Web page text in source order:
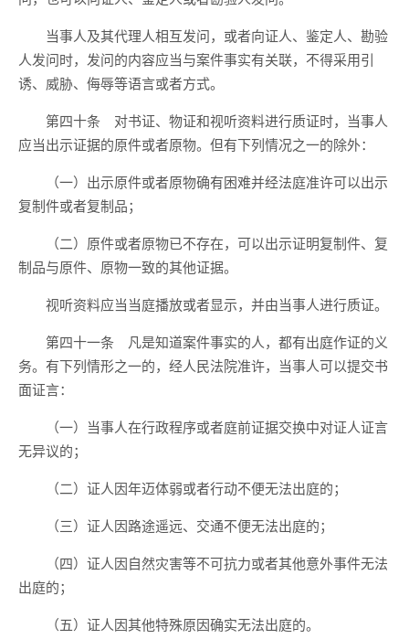
当事人及其代理人相互发问，或者向证人、鉴定人、勘验
人发问时，发问的内容应当与案件事实有关联，不得采用引
诱、威胁、侮辱等语言或者方式。
第四十条 对书证、物证和视听资料进行质证时，当事人
应当出示证据的原件或者原物。但有下列情况之一的除外：
（一）出示原件或者原物确有困难并经法庭准许可以出示
复制件或者复制品；
（二）原件或者原物已不存在，可以出示证明复制件、复
制品与原件、原物一致的其他证据。
视听资料应当当庭播放或者显示，并由当事人进行质证。
第四十一条 凡是知道案件事实的人，都有出庭作证的义
务。有下列情形之一的，经人民法院准许，当事人可以提交书
面证言：
（一）当事人在行政程序或者庭前证据交换中对证人证言
无异议的；
（二）证人因年迈体弱或者行动不便无法出庭的；
（三）证人因路途遥远、交通不便无法出庭的；
（四）证人因自然灾害等不可抗力或者其他意外事件无法
出庭的；
（五）证人因其他特殊原因确实无法出庭的。